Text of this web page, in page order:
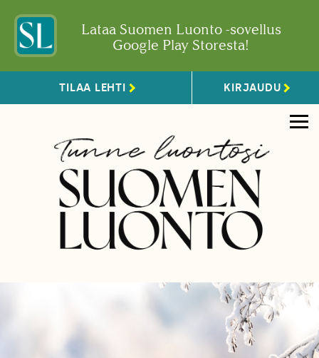
Lataa Suomen Luonto -sovellus
Google Play Storesta!
TILAA LEHTI KIRJAUDU